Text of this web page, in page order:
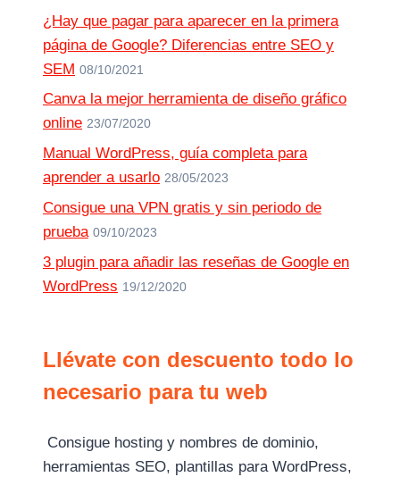
¿Hay que pagar para aparecer en la primera
página de Google? Diferencias entre SEO y
SEM 08/10/2021
Canva la mejor herramienta de diseño gráfico
online 23/07/2020
Manual WordPress, guía completa para
aprender a usarlo 28/05/2023
Consigue una VPN gratis y sin periodo de
prueba 09/10/2023
3 plugin para añadir las reseñas de Google en
WordPress 19/12/2020
Llévate con descuento todo lo
necesario para tu web
Consigue hosting y nombres de dominio,
herramientas SEO, plantillas para WordPress,